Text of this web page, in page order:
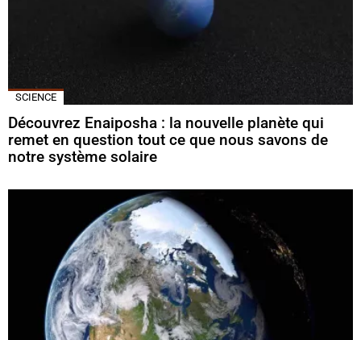
SCIENCE
Découvrez Enaiposha : la nouvelle planète qui
remet en question tout ce que nous savons de
notre système solaire